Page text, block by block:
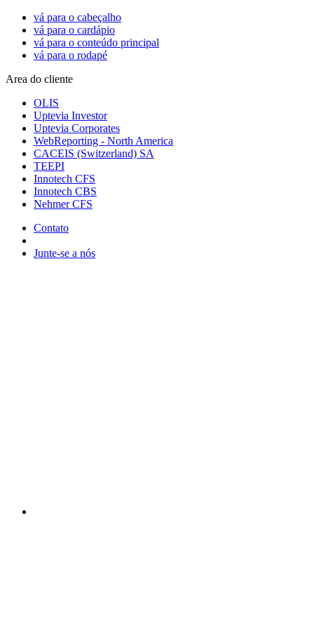
vá para o cabeçalho
vá para o cardápio
vá para o conteúdo principal
vá para o rodapé
Area do cliente
OLIS
Uptevia Investor
Uptevia Corporates
WebReporting - North America
CACEIS (Switzerland) SA
TEEPI
Innotech CFS
Innotech CBS
Nehmer CFS
Contato
Junte-se a nós